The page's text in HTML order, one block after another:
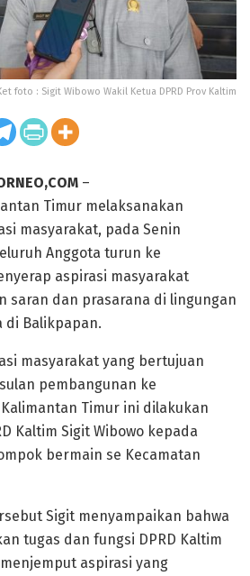
foto : Sigit Wibowo Wakil Ketua DPRD Prov Kaltim
–
Timur melaksanakan
masyarakat, pada Senin
Anggota turun ke
aspirasi masyarakat
saran dan prasarana di lingungan
di Balikpapan.
masyarakat yang bertujuan
pembangunan ke
Timur ini dilakukan
Kaltim Sigit Wibowo kepada
bermain se Kecamatan
Sigit menyampaikan bahwa
tugas dan fungsi DPRD Kaltim
aspirasi yang